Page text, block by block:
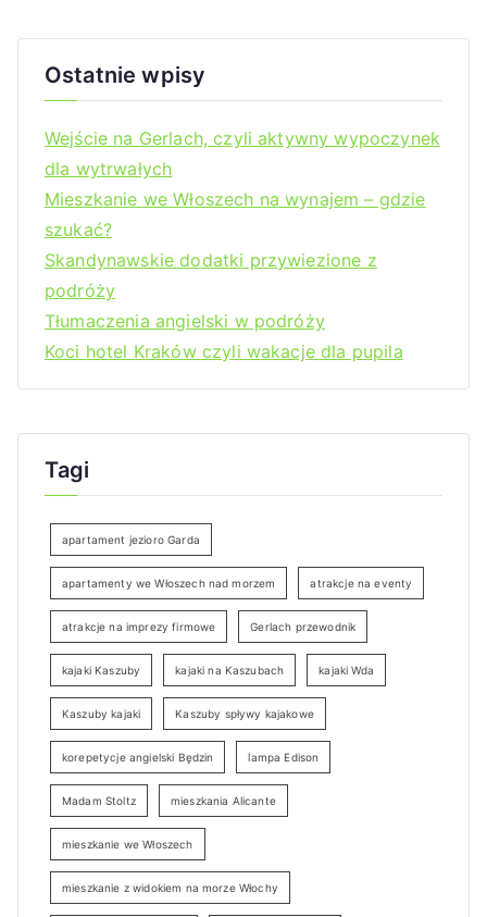
Ostatnie wpisy
Wejście na Gerlach, czyli aktywny wypoczynek
dla wytrwałych
Mieszkanie we Włoszech na wynajem – gdzie
szukać?
Skandynawskie dodatki przywiezione z
podróży
Tłumaczenia angielski w podróży
Koci hotel Kraków czyli wakacje dla pupila
Tagi
apartament jezioro Garda
apartamenty we Włoszech nad morzem atrakcje na eventy
atrakcje na imprezy firmowe Gerlach przewodnik
kajaki Kaszuby kajaki na Kaszubach kajaki Wda
Kaszuby kajaki Kaszuby spływy kajakowe
korepetycje angielski Będzin lampa Edison
Madam Stoltz mieszkania Alicante
mieszkanie we Włoszech
mieszkanie z widokiem na morze Włochy